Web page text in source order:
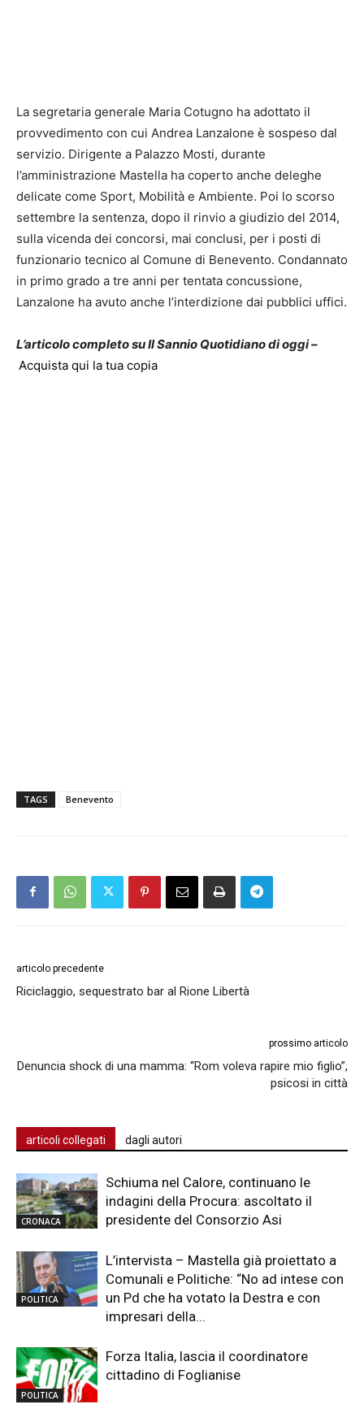
La segretaria generale Maria Cotugno ha adottato il
provvedimento con cui Andrea Lanzalone è sospeso dal
servizio. Dirigente a Palazzo Mosti, durante
l’amministrazione Mastella ha coperto anche deleghe
delicate come Sport, Mobilità e Ambiente. Poi lo scorso
settembre la sentenza, dopo il rinvio a giudizio del 2014,
sulla vicenda dei concorsi, mai conclusi, per i posti di
funzionario tecnico al Comune di Benevento. Condannato
in primo grado a tre anni per tentata concussione,
Lanzalone ha avuto anche l’interdizione dai pubblici uffici.
L’articolo completo su Il Sannio Quotidiano di oggi –
Acquista qui la tua copia
TAGS Benevento
articolo precedente
Riciclaggio, sequestrato bar al Rione Libertà
prossimo articolo
Denuncia shock di una mamma: “Rom voleva rapire mio figlio”,
psicosi in città
articoli collegati dagli autori
CRONACA
Schiuma nel Calore, continuano le
indagini della Procura: ascoltato il
presidente del Consorzio Asi
POLITICA
L’intervista – Mastella già proiettato a
Comunali e Politiche: “No ad intese con
un Pd che ha votato la Destra e con
impresari della...
POLITICA
Forza Italia, lascia il coordinatore
cittadino di Foglianise